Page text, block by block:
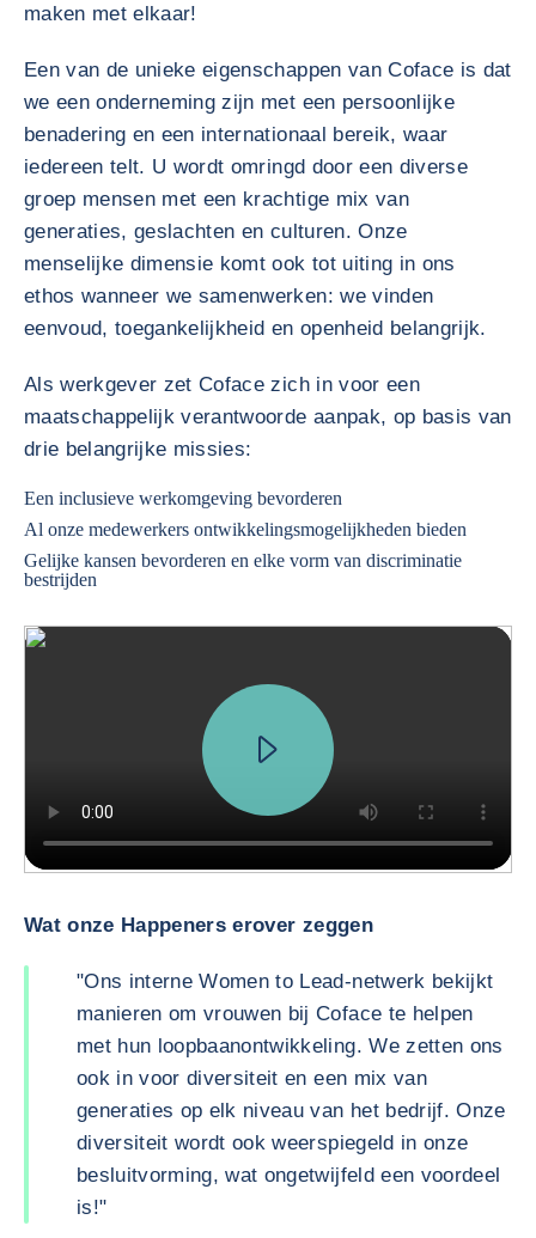
maken met elkaar!
Een van de unieke eigenschappen van Coface is dat
we een onderneming zijn met een persoonlijke
benadering en een internationaal bereik, waar
iedereen telt. U wordt omringd door een diverse
groep mensen met een krachtige mix van
generaties, geslachten en culturen. Onze
menselijke dimensie komt ook tot uiting in ons
ethos wanneer we samenwerken: we vinden
eenvoud, toegankelijkheid en openheid belangrijk.
Als werkgever zet Coface zich in voor een
maatschappelijk verantwoorde aanpak, op basis van
drie belangrijke missies:
Een inclusieve werkomgeving bevorderen
Al onze medewerkers ontwikkelingsmogelijkheden bieden
Gelijke kansen bevorderen en elke vorm van discriminatie
bestrijden
Wat onze Happeners erover zeggen
"Ons interne Women to Lead-netwerk bekijkt
manieren om vrouwen bij Coface te helpen
met hun loopbaanontwikkeling. We zetten ons
ook in voor diversiteit en een mix van
generaties op elk niveau van het bedrijf. Onze
diversiteit wordt ook weerspiegeld in onze
besluitvorming, wat ongetwijfeld een voordeel
is!"